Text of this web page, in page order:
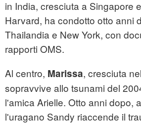
in India, cresciuta a Singapore
Harvard, ha condotto otto anni
Thailandia e New York, con
rapporti OMS.
Al centro, Marissa, cresciuta
sopravvive allo tsunami del
l'amica Arielle. Otto anni dopo,
l'uragano Sandy riaccende il